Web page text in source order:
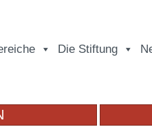
Die Stiftung